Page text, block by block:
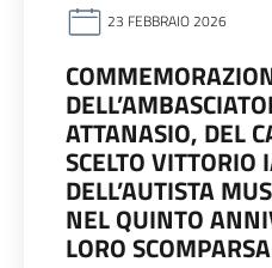
23 FEBBRAIO 2026
ATTANASIO, DEL
SCELTO VITTORIO
DELL’AUTISTA
NEL QUINTO
LORO SCOMPARSA